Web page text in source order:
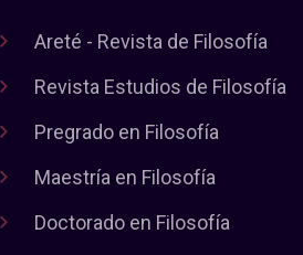
Areté - Revista de Filosofía
Revista Estudios de Filosofía
Pregrado en Filosofía
Maestría en Filosofía
Doctorado en Filosofía